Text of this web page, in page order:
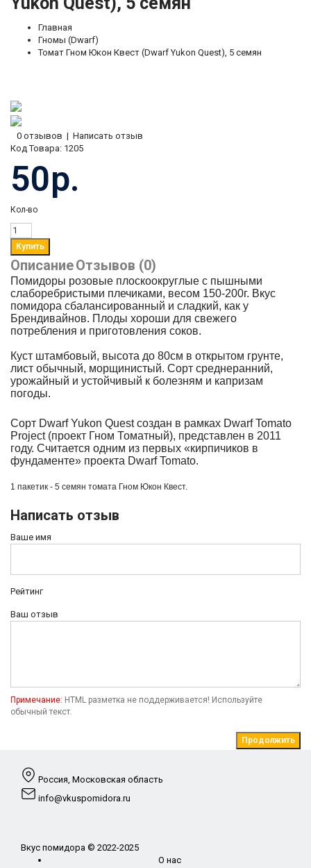
Главная
Гномы (Dwarf)
Томат Гном Юкон Квест (Dwarf Yukon Quest), 5 семян
0 отзывов | Написать отзыв
Код Товара: 1205
50р.
Кол-во
ОписаниеОтзывов (0)
Помидоры розовые плоскоокруглые с пышными
слаборебристыми плечиками, весом 150-200г. Вкус
помидора сбалансированный и сладкий, как у
Брендивайнов. Плоды хороши для свежего
потребления и приготовления соков.
Куст штамбовый, высота до 80см в открытом грунте,
лист обычный, морщинистый. Сорт среднеранний,
урожайный и устойчивый к болезням и капризам
погоды.
Сорт Dwarf Yukon Questсоздан в рамках Dwarf Tomato
Project(проект Гном Томатный), представлен в 2011
году. Считается одним из первых «кирпичиков в
фундаменте» проекта Dwarf Tomato.
1 пакетик - 5 семян томата Гном Юкон Квест.
Написать отзыв
Ваше имя
Рейтинг
Ваш отзыв
Примечание: HTML разметка не поддерживается! Используйте
обычный текст.
Продолжить
Россия, Московская область
info@vkuspomidora.ru
Вкус помидора © 2022-2025
О нас